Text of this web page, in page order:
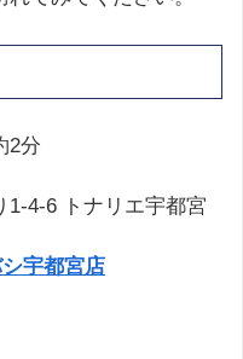
2分
1-4-6 トナリエ宇都宮
宇都宮店